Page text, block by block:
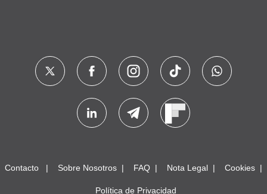
Contacto Sobre Nosotros FAQ Nota Legal Cookies
Política de Privacidad